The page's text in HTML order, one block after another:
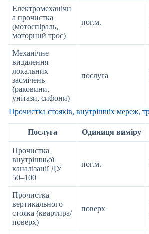
Електромеханічн
а прочистка
(мотоспіраль,
моторний трос)
пог.м.
Механічне
видалення
локальних
засмічень
(раковини,
унітази, сифони)
послуга
Прочистка стояків, внутрішніх мереж,
Послуга Одиниця виміру
Прочистка
внутрішньої
каналізації ДУ
50–100
пог.м.
Прочистка
вертикального
стояка (квартира/
поверх)
поверх